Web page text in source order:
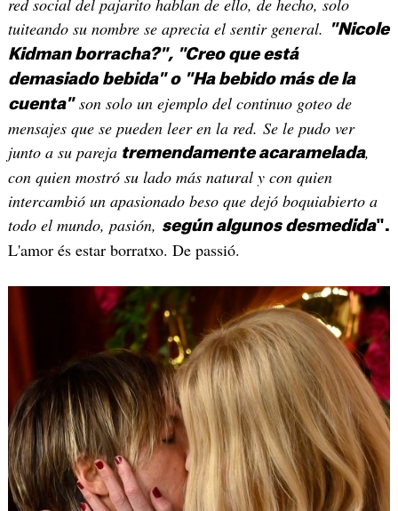
red social del pajarito hablan de ello, de hecho, solo
tuiteando su nombre se aprecia el sentir general.
"Nicole
Kidman borracha?", "Creo que está
demasiado bebida" o "Ha bebido más de la
cuenta"son solo un ejemplo del continuo goteo de
mensajes que se pueden leer en la red. Se le pudo ver
junto a su parejatremendamente acaramelada,
con quien mostró su lado más natural y con quien
intercambió un apasionado beso que dejó boquiabierto a
todo el mundo, pasión, según algunos desmedida".
L'amor és estar borratxo. De passió.